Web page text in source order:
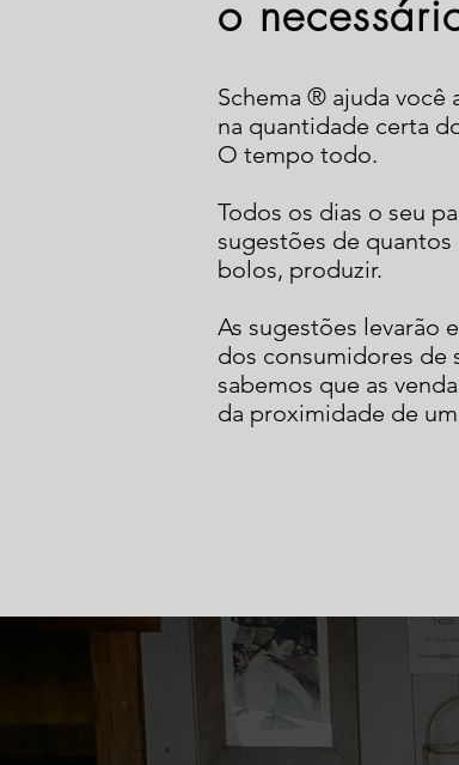
o
Schema ® ajuda você
na quantidade certa
O tempo todo.
Todos os dias o seu
sugestões de quantos
bolos, produzir.
As sugestões levarão
dos consumidores de
sabemos que as
da proximidade de